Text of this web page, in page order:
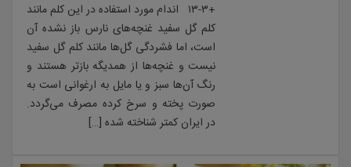
+۱۳-۳ اندام مورد استفاده در این کلم مانند
کلم گل سفید غنچه‌های نارس باز نشده آن
است، اما فشردگی گل‌ها مانند کلم گل سفید
نیست و غنچه‌ها از همدیگه بازتر هستند و
رنگ آن‌ها سبز و یا مایل به ارغوانی است به
صورت پخته و سرخ کرده مصرف می‌گردد.
در ایران کمتر شناخته شده […]